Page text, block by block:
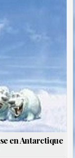
en Antarctique